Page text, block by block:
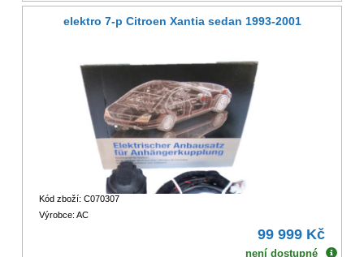
elektro 7-p Citroen Xantia sedan 1993-2001
Kód zboží: C070307
Výrobce: AC
99 999 Kč
není dostupné